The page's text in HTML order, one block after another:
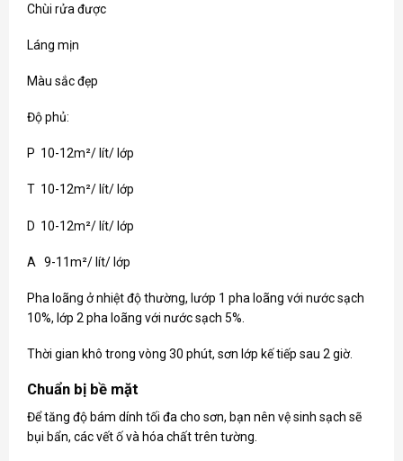
Chùi rửa được
Láng mịn
Màu sắc đẹp
Độ phủ:
P 10-12m²/ lít/ lớp
T 10-12m²/ lít/ lớp
D 10-12m²/ lít/ lớp
A 9-11m²/ lít/ lớp
Pha loãng ở nhiệt độ thường, lướp 1 pha loãng với nước sạch
10%, lớp 2 pha loãng với nước sạch 5%.
Thời gian khô trong vòng 30 phút, sơn lớp kế tiếp sau 2 giờ.
Chuẩn bị bề mặt
Để tăng độ bám dính tối đa cho sơn, bạn nên vệ sinh sạch sẽ
bụi bẩn, các vết ố và hóa chất trên tường.